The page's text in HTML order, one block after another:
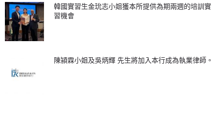
韓國實習生金玧志小姐獲本所提供為期兩週的培訓實
習機會
陳潁霖小姐及吳炳輝 先生將加入本行成為執業律師。